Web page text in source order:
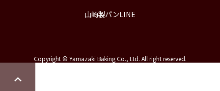
山崎製パンLINE
Copyright © Yamazaki Baking Co., Ltd. All right reserved.